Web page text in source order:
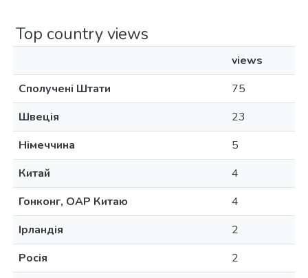
Top country views
views
Сполучені Штати
75
Швеція
23
Німеччина
5
Китай
4
Гонконг, ОАР Китаю
4
Ірландія
2
Росія
2